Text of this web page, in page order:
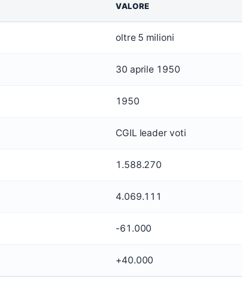
VALORE
oltre 5 milioni
30 aprile 1950
1950
CGIL leader voti
1.588.270
4.069.111
-61.000
+40.000